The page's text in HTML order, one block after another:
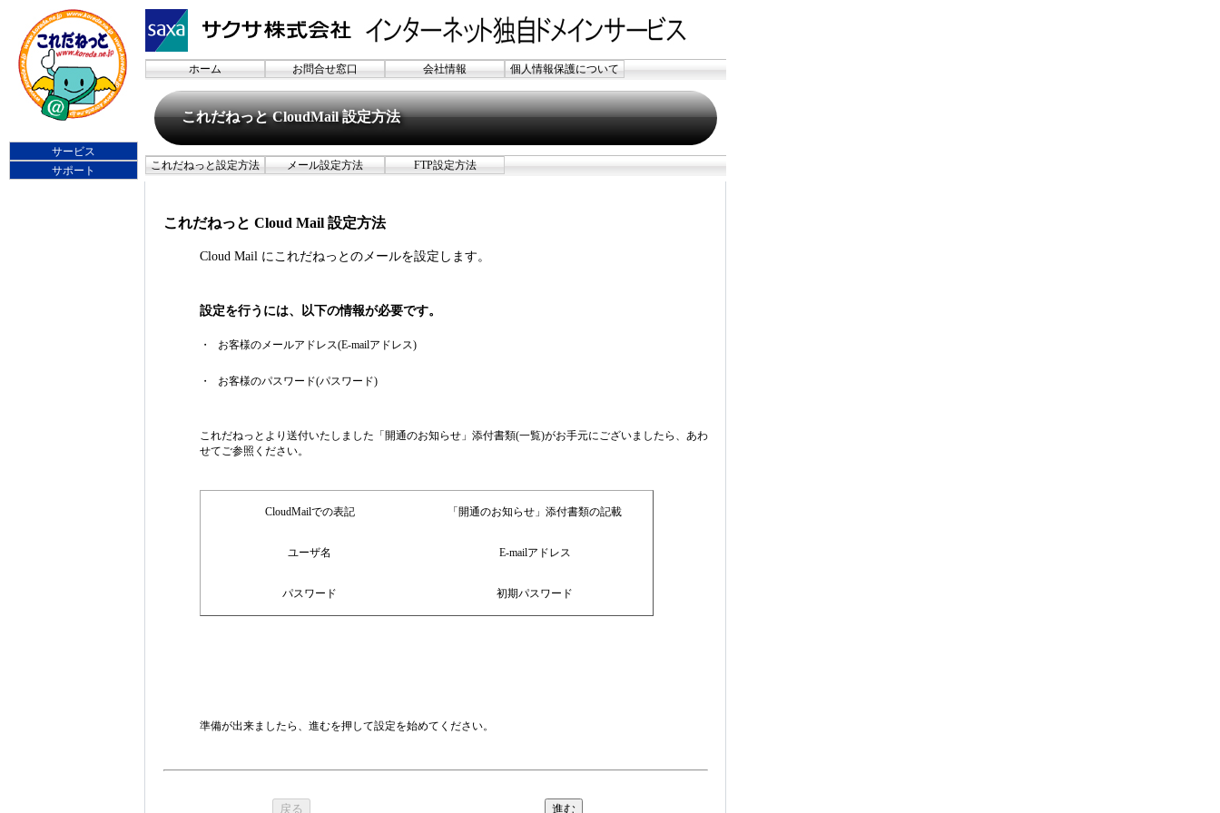
ホーム お問合せ窓口 会社情報 個人情報保護について
これだねっと CloudMail 設定方法
これだねっと設定方法 メール設定方法 FTP設定方法
これだねっと Cloud Mail 設定方法
Cloud Mail にこれだねっとのメールを設定します。
設定を行うには、以下の情報が必要です。
・ お客様のメールアドレス(E-mailアドレス)
・ お客様のパスワード(パスワード)
これだねっとより送付いたしました「開通のお知らせ」添付書類(一覧)がお手元にございましたら、あわ
せてご参照ください。
CloudMailでの表記 「開通のお知らせ」添付書類の記載
ユーザ名 E-mailアドレス
パスワード 初期パスワード
準備が出来ましたら、進むを押して設定を始めてください。
サービス
サポート